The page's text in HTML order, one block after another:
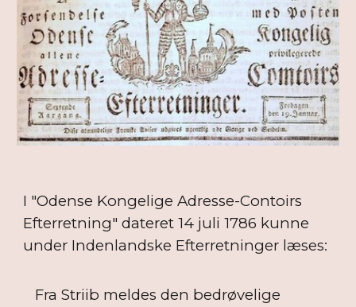
I "Odense Kongelige Adresse-Contoirs
Efterretning" dateret 14 juli 1786 kunne
under Indenlandske Efterretninger læses:
Fra Striib meldes den bedrøvelige